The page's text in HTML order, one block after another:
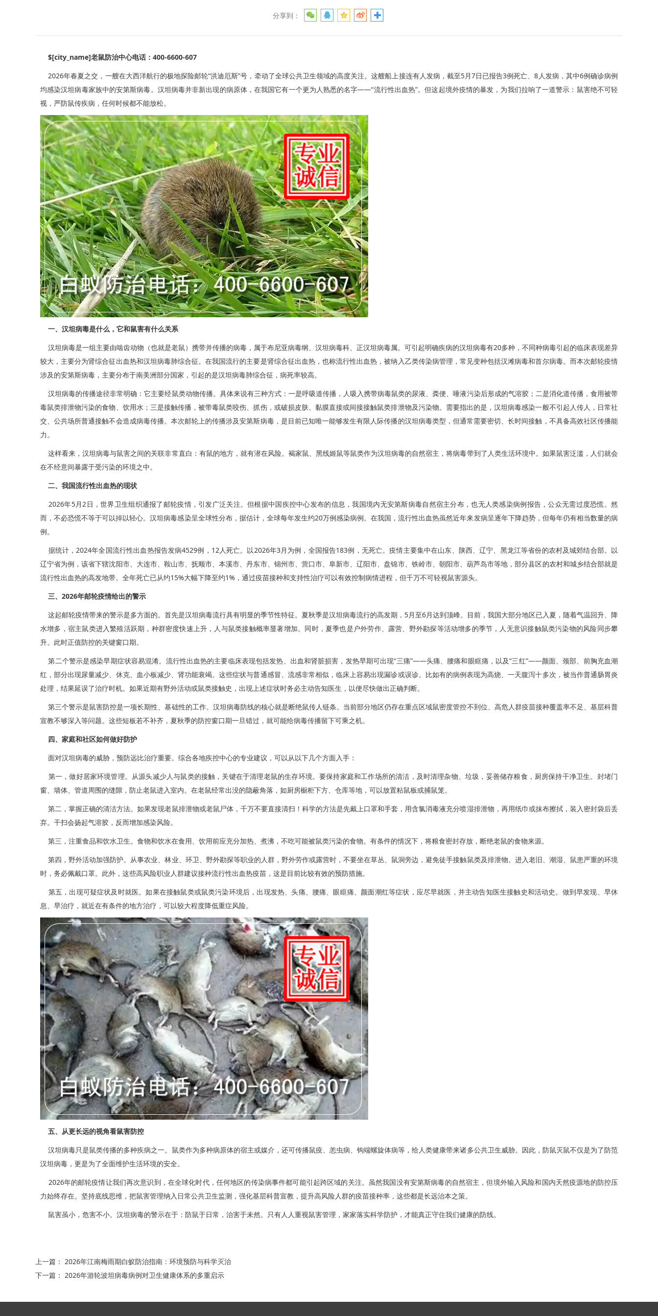
分享到：
$[city_name]老鼠防治中心电话：400-6600-607
2026年春夏之交，一艘在大西洋航行的极地探险邮轮“洪迪厄斯”号，牵动了全球公共卫生领域的高度关注。这艘船上接连有人发病，截至5月7日已报告3例死亡、8人发病，其中6例确诊病例
均感染汉坦病毒家族中的安第斯病毒。汉坦病毒并非新出现的病原体，在我国它有一个更为人熟悉的名字——“流行性出血热”。但这起境外疫情的暴发，为我们拉响了一道警示：鼠害绝不可轻
视，严防鼠传疾病，任何时候都不能放松。
一、汉坦病毒是什么，它和鼠害有什么关系
汉坦病毒是一组主要由啮齿动物（也就是老鼠）携带并传播的病毒，属于布尼亚病毒纲、汉坦病毒科、正汉坦病毒属。可引起明确疾病的汉坦病毒有20多种，不同种病毒引起的临床表现差异
较大，主要分为肾综合征出血热和汉坦病毒肺综合征。在我国流行的主要是肾综合征出血热，也称流行性出血热，被纳入乙类传染病管理，常见变种包括汉滩病毒和首尔病毒。而本次邮轮疫情
涉及的安第斯病毒，主要分布于南美洲部分国家，引起的是汉坦病毒肺综合征，病死率较高。
汉坦病毒的传播途径非常明确：它主要经鼠类动物传播。具体来说有三种方式：一是呼吸道传播，人吸入携带病毒鼠类的尿液、粪便、唾液污染后形成的气溶胶；二是消化道传播，食用被带
毒鼠类排泄物污染的食物、饮用水；三是接触传播，被带毒鼠类咬伤、抓伤，或破损皮肤、黏膜直接或间接接触鼠类排泄物及污染物。需要指出的是，汉坦病毒感染一般不引起人传人，日常社
交、公共场所普通接触不会造成病毒传播。本次邮轮上的传播涉及安第斯病毒，是目前已知唯一能够发生有限人际传播的汉坦病毒类型，但通常需要密切、长时间接触，不具备高效社区传播能
力。
这样看来，汉坦病毒与鼠害之间的关联非常直白：有鼠的地方，就有潜在风险。褐家鼠、黑线姬鼠等鼠类作为汉坦病毒的自然宿主，将病毒带到了人类生活环境中。如果鼠害泛滥，人们就会
在不经意间暴露于受污染的环境之中。
二、我国流行性出血热的现状
2026年5月2日，世界卫生组织通报了邮轮疫情，引发广泛关注。但根据中国疾控中心发布的信息，我国境内无安第斯病毒自然宿主分布，也无人类感染病例报告，公众无需过度恐慌。然
而，不必恐慌不等于可以掉以轻心。汉坦病毒感染呈全球性分布，据估计，全球每年发生约20万例感染病例。在我国，流行性出血热虽然近年来发病呈逐年下降趋势，但每年仍有相当数量的病
例。
据统计，2024年全国流行性出血热报告发病4529例，12人死亡。以2026年3月为例，全国报告183例，无死亡。疫情主要集中在山东、陕西、辽宁、黑龙江等省份的农村及城郊结合部。以
辽宁省为例，该省下辖沈阳市、大连市、鞍山市、抚顺市、本溪市、丹东市、锦州市、营口市、阜新市、辽阳市、盘锦市、铁岭市、朝阳市、葫芦岛市等地，部分县区的农村和城乡结合部就是
流行性出血热的高发地带。全年死亡已从约15%大幅下降至约1%，通过疫苗接种和支持性治疗可以有效控制病情进程，但千万不可轻视鼠害源头。
三、2026年邮轮疫情给出的警示
这起邮轮疫情带来的警示是多方面的。首先是汉坦病毒流行具有明显的季节性特征。夏秋季是汉坦病毒流行的高发期，5月至6月达到顶峰。目前，我国大部分地区已入夏，随着气温回升、降
水增多，宿主鼠类进入繁殖活跃期，种群密度快速上升，人与鼠类接触概率显著增加。同时，夏季也是户外劳作、露营、野外勘探等活动增多的季节，人无意识接触鼠类污染物的风险同步攀
升。此时正值防控的关键窗口期。
第二个警示是感染早期症状容易混淆。流行性出血热的主要临床表现包括发热、出血和肾脏损害，发热早期可出现“三痛”——头痛、腰痛和眼眶痛，以及“三红”——颜面、颈部、前胸充血潮
红，部分出现尿量减少、休克、血小板减少、肾功能衰竭。这些症状与普通感冒、流感非常相似，临床上容易出现漏诊或误诊。比如有的病例表现为高烧、一天腹泻十多次，被当作普通肠胃炎
处理，结果延误了治疗时机。如果近期有野外活动或鼠类接触史，出现上述症状时务必主动告知医生，以便尽快做出正确判断。
第三个警示是鼠害防控是一项长期性、基础性的工作。汉坦病毒防线的核心就是断绝鼠传人链条。当前部分地区仍存在重点区域鼠密度管控不到位、高危人群疫苗接种覆盖率不足、基层科普
宣教不够深入等问题。这些短板若不补齐，夏秋季的防控窗口期一旦错过，就可能给病毒传播留下可乘之机。
四、家庭和社区如何做好防护
面对汉坦病毒的威胁，预防远比治疗重要。综合各地疾控中心的专业建议，可以从以下几个方面入手：
第一，做好居家环境管理。从源头减少人与鼠类的接触，关键在于清理老鼠的生存环境。要保持家庭和工作场所的清洁，及时清理杂物、垃圾，妥善储存粮食，厨房保持干净卫生。封堵门
窗、墙体、管道周围的缝隙，防止老鼠进入室内。在老鼠经常出没的隐蔽角落，如厨房橱柜下方、仓库等地，可以放置粘鼠板或捕鼠笼。
第二，掌握正确的清洁方法。如果发现老鼠排泄物或老鼠尸体，千万不要直接清扫！科学的方法是先戴上口罩和手套，用含氯消毒液充分喷湿排泄物，再用纸巾或抹布擦拭，装入密封袋后丢
弃。干扫会扬起气溶胶，反而增加感染风险。
第三，注重食品和饮水卫生。食物和饮水在食用、饮用前应充分加热、煮沸，不吃可能被鼠类污染的食物。有条件的情况下，将粮食密封存放，断绝老鼠的食物来源。
第四，野外活动加强防护。从事农业、林业、环卫、野外勘探等职业的人群，野外劳作或露营时，不要坐在草丛、鼠洞旁边，避免徒手接触鼠类及排泄物。进入老旧、潮湿、鼠患严重的环境
时，务必佩戴口罩。此外，这些高风险职业人群建议接种流行性出血热疫苗，这是目前比较有效的预防措施。
第五，出现可疑症状及时就医。如果在接触鼠类或鼠类污染环境后，出现发热、头痛、腰痛、眼眶痛、颜面潮红等症状，应尽早就医，并主动告知医生接触史和活动史。做到早发现、早休
息、早治疗，就近在有条件的地方治疗，可以较大程度降低重症风险。
五、从更长远的视角看鼠害防控
汉坦病毒只是鼠类传播的多种疾病之一。鼠类作为多种病原体的宿主或媒介，还可传播鼠疫、恙虫病、钩端螺旋体病等，给人类健康带来诸多公共卫生威胁。因此，防鼠灭鼠不仅是为了防范
汉坦病毒，更是为了全面维护生活环境的安全。
2026年的邮轮疫情让我们再次意识到，在全球化时代，任何地区的传染病事件都可能引起跨区域的关注。虽然我国没有安第斯病毒的自然宿主，但境外输入风险和国内天然疫源地的防控压
力始终存在。坚持底线思维，把鼠害管理纳入日常公共卫生监测，强化基层科普宣教，提升高风险人群的疫苗接种率，这些都是长远治本之策。
鼠害虽小，危害不小。汉坦病毒的警示在于：防鼠于日常，治害于未然。只有人人重视鼠害管理，家家落实科学防护，才能真正守住我们健康的防线。
上一篇： 2026年江南梅雨期白蚁防治指南：环境预防与科学灭治
下一篇： 2026年游轮波坦病毒病例对卫生健康体系的多重启示